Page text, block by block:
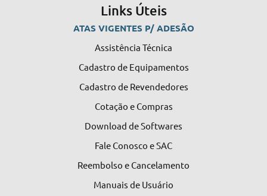
Links Úteis
ATAS VIGENTES P/ ADESÃO
Assistência Técnica
Cadastro de Equipamentos
Cadastro de Revendedores
Cotação e Compras
Download de Softwares
Fale Conosco e SAC
Reembolso e Cancelamento
Manuais de Usuário